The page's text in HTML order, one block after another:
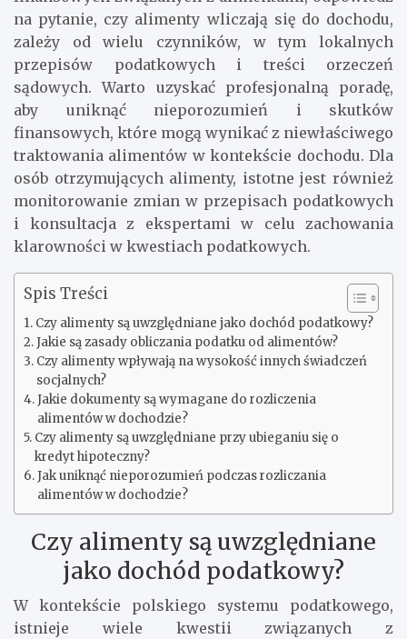
na pytanie, czy alimenty wliczają się do dochodu,
zależy od wielu czynników, w tym lokalnych
przepisów podatkowych i treści orzeczeń
sądowych. Warto uzyskać profesjonalną poradę,
aby uniknąć nieporozumień i skutków
finansowych, które mogą wynikać z niewłaściwego
traktowania alimentów w kontekście dochodu. Dla
osób otrzymujących alimenty, istotne jest również
monitorowanie zmian w przepisach podatkowych
i konsultacja z ekspertami w celu zachowania
klarowności w kwestiach podatkowych.
Spis Treści
Czy alimenty są uwzględniane jako dochód podatkowy?
Jakie są zasady obliczania podatku od alimentów?
Czy alimenty wpływają na wysokość innych świadczeń
socjalnych?
Jakie dokumenty są wymagane do rozliczenia
alimentów w dochodzie?
Czy alimenty są uwzględniane przy ubieganiu się o
kredyt hipoteczny?
Jak uniknąć nieporozumień podczas rozliczania
alimentów w dochodzie?
Czy alimenty są uwzględniane
jako dochód podatkowy?
W kontekście polskiego systemu podatkowego,
istnieje wiele kwestii związanych z